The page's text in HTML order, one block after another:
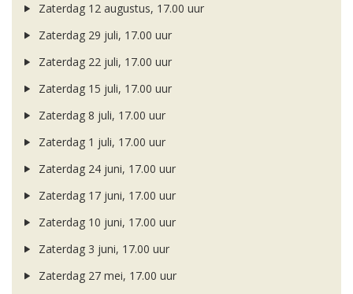
Zaterdag 12 augustus, 17.00 uur
Zaterdag 29 juli, 17.00 uur
Zaterdag 22 juli, 17.00 uur
Zaterdag 15 juli, 17.00 uur
Zaterdag 8 juli, 17.00 uur
Zaterdag 1 juli, 17.00 uur
Zaterdag 24 juni, 17.00 uur
Zaterdag 17 juni, 17.00 uur
Zaterdag 10 juni, 17.00 uur
Zaterdag 3 juni, 17.00 uur
Zaterdag 27 mei, 17.00 uur